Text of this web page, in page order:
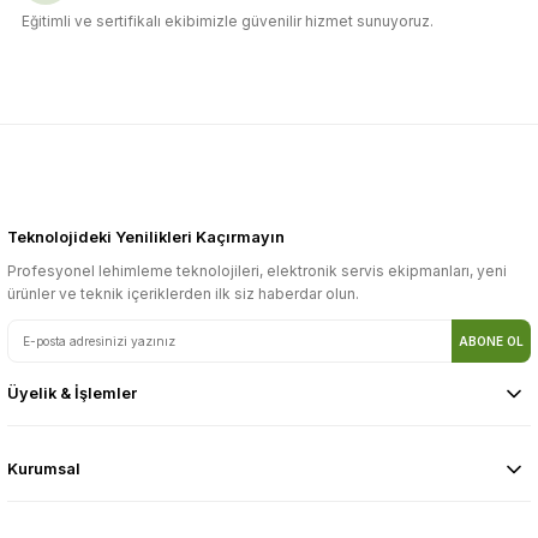
Eğitimli ve sertifikalı ekibimizle güvenilir hizmet sunuyoruz.
Teknolojideki Yenilikleri Kaçırmayın
Profesyonel lehimleme teknolojileri, elektronik servis ekipmanları, yeni
ürünler ve teknik içeriklerden ilk siz haberdar olun.
ABONE OL
Üyelik & İşlemler
Kurumsal